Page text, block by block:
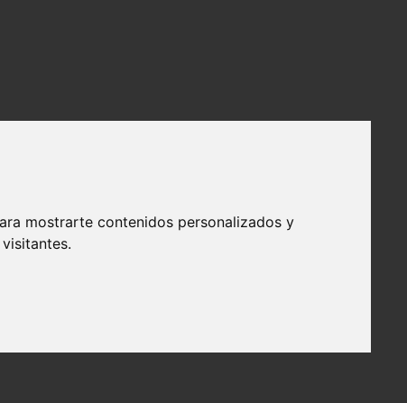
mostrarte contenidos personalizados y